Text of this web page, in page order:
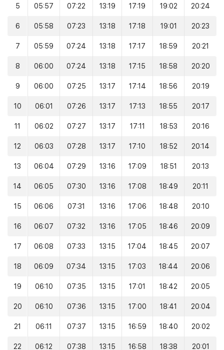
5 05:57 07:22 13:19 17:19 19:02 20:24
6 05:58 07:23 13:18 17:18 19:01 20:23
7 05:59 07:24 13:18 17:17 18:59 20:21
8 06:00 07:24 13:18 17:15 18:58 20:20
9 06:00 07:25 13:17 17:14 18:56 20:19
10 06:01 07:26 13:17 17:13 18:55 20:17
11 06:02 07:27 13:17 17:11 18:53 20:16
12 06:03 07:28 13:17 17:10 18:52 20:14
13 06:04 07:29 13:16 17:09 18:51 20:13
14 06:05 07:30 13:16 17:08 18:49 20:11
15 06:06 07:31 13:16 17:06 18:48 20:10
16 06:07 07:32 13:16 17:05 18:46 20:09
17 06:08 07:33 13:15 17:04 18:45 20:07
18 06:09 07:34 13:15 17:03 18:44 20:06
19 06:10 07:35 13:15 17:01 18:42 20:05
20 06:10 07:36 13:15 17:00 18:41 20:04
21 06:11 07:37 13:15 16:59 18:40 20:02
22 06:12 07:38 13:15 16:58 18:38 20:01